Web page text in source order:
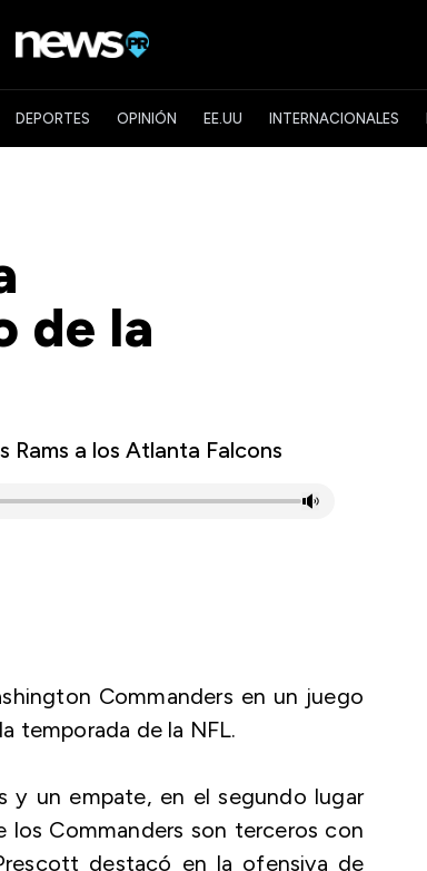
DEPORTES OPINIÓN EE.UU INTERNACIONALES
de la
Rams a los Atlanta Falcons
Commanders en un juego
temporada de la NFL.
y un empate, en el segundo lugar
los Commanders son terceros con
destacó en la ofensiva de